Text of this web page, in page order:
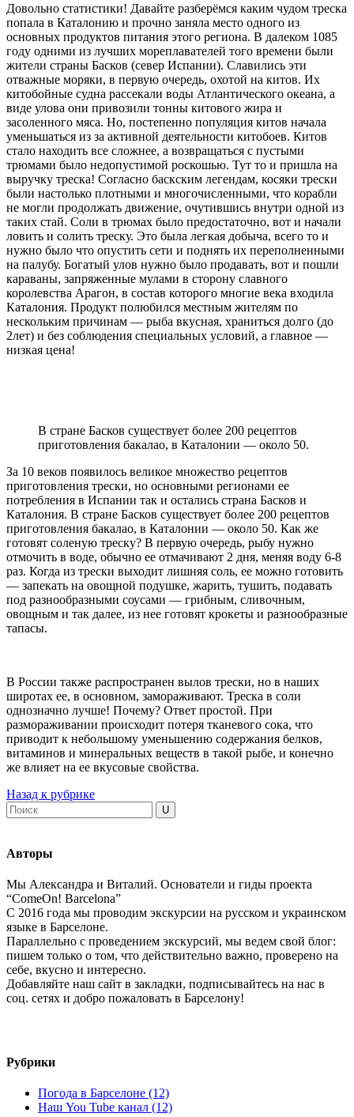
Довольно статистики! Давайте разберёмся каким чудом треска
попала в Каталонию и прочно заняла место одного из
основных продуктов питания этого региона. В далеком 1085
году одними из лучших мореплавателей того времени были
жители страны Басков (север Испании). Славились эти
отважные моряки, в первую очередь, охотой на китов. Их
китобойные судна рассекали воды Атлантического океана, а
виде улова они привозили тонны китового жира и
засоленного мяса. Но, постепенно популяция китов начала
уменьшаться из за активной деятельности китобоев. Китов
стало находить все сложнее, а возвращаться с пустыми
трюмами было недопустимой роскошью. Тут то и пришла на
выручку треска! Согласно баскским легендам, косяки трески
были настолько плотными и многочисленными, что корабли
не могли продолжать движение, очутившись внутри одной из
таких стай. Соли в трюмах было предостаточно, вот и начали
ловить и солить треску. Это была легкая добыча, всего то и
нужно было что опустить сети и поднять их переполненными
на палубу. Богатый улов нужно было продавать, вот и пошли
караваны, запряженные мулами в сторону славного
королевства Арагон, в состав которого многие века входила
Каталония. Продукт полюбился местным жителям по
нескольким причинам — рыба вкусная, храниться долго (до
2лет) и без соблюдения специальных условий, а главное —
низкая цена!
В стране Басков существует более 200 рецептов
приготовления бакалао, в Каталонии — около 50.
За 10 веков появилось великое множество рецептов
приготовления трески, но основными регионами ее
потребления в Испании так и остались страна Басков и
Каталония. В стране Басков существует более 200 рецептов
приготовления бакалао, в Каталонии — около 50. Как же
готовят соленую треску? В первую очередь, рыбу нужно
отмочить в воде, обычно ее отмачивают 2 дня, меняя воду 6-8
раз. Когда из трески выходит лишняя соль, ее можно готовить
— запекать на овощной подушке, жарить, тушить, подавать
под разнообразными соусами — грибным, сливочным,
овощным и так далее, из нее готовят крокеты и разнообразные
тапасы.
В России также распространен вылов трески, но в наших
широтах ее, в основном, замораживают. Треска в соли
однозначно лучше! Почему? Ответ простой. При
размораживании происходит потеря тканевого сока, что
приводит к небольшому уменьшению содержания белков,
витаминов и минеральных веществ в такой рыбе, и конечно
же влияет на ее вкусовые свойства.
Назад к рубрике
Авторы
Мы Александра и Виталий. Основатели и гиды проекта
“ComeOn! Barcelona”
С 2016 года мы проводим экскурсии на русском и украинском
языке в Барселоне.
Параллельно с проведением экскурсий, мы ведем свой блог:
пишем только о том, что действительно важно, проверено на
себе, вкусно и интересно.
Добавляйте наш сайт в закладки, подписывайтесь на нас в
соц. сетях и добро пожаловать в Барселону!
Рубрики
Погода в Барселоне (12)
Наш You Tube канал (12)